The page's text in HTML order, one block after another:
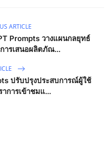
ARTICLE
Prompts วางแผนกลยุทธ์
ารเสนอผลิตภัณ...
ปรับปรุงประสบการณ์ผู้ใช้
การเข้าชมแ...